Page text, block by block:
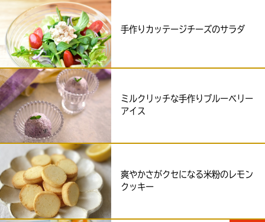
手作りカッテージチーズのサラダ
ミルクリッチな手作りブルーベリー
アイス
爽やかさがクセになる米粉のレモン
クッキー